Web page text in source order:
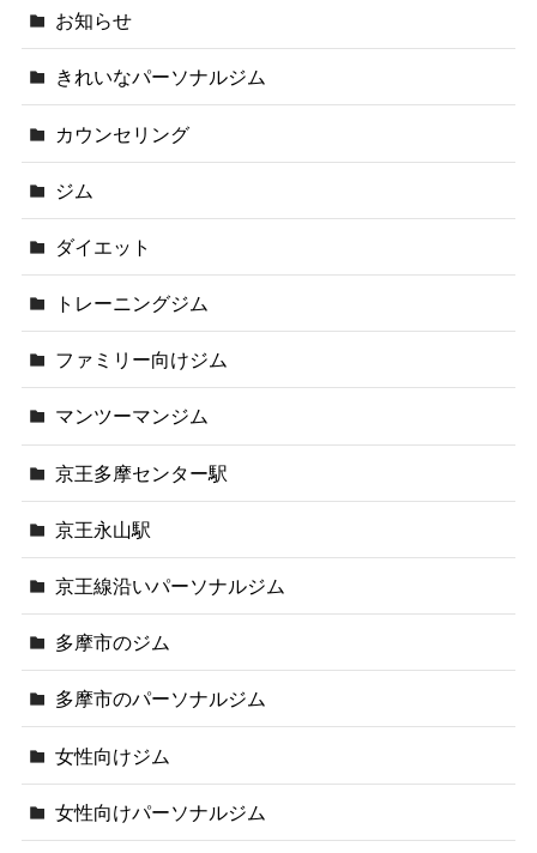
お知らせ
きれいなパーソナルジム
カウンセリング
ジム
ダイエット
トレーニングジム
ファミリー向けジム
マンツーマンジム
京王多摩センター駅
京王永山駅
京王線沿いパーソナルジム
多摩市のジム
多摩市のパーソナルジム
女性向けジム
女性向けパーソナルジム